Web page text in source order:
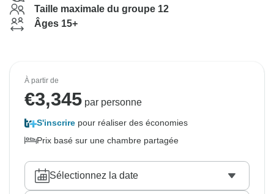
Taille maximale du groupe 12
Âges 15+
À partir de
€3,345 par personne
S'inscrire pour réaliser des économies
Prix basé sur une chambre partagée
Sélectionnez la date